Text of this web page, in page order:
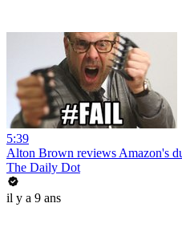
5:39
Alton Brown reviews Amazon's
The Daily Dot
il y a 9 ans